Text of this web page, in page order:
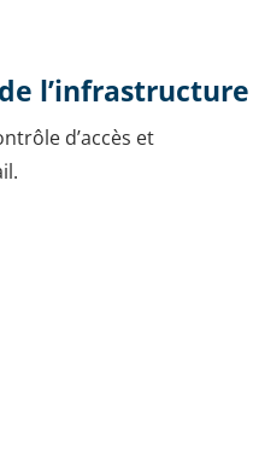
l’infrastructure
d’accès et